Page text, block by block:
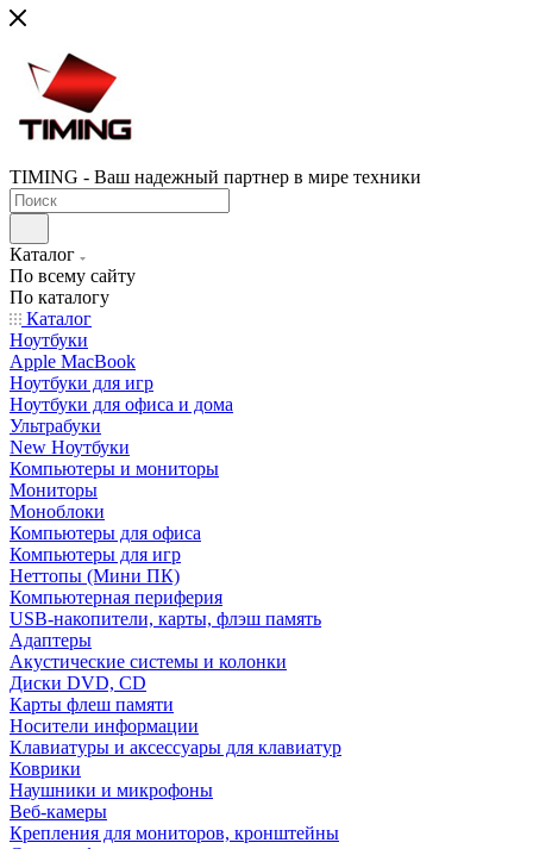
TIMING - Ваш надежный партнер в мире техники
Каталог
По всему сайту
По каталогу
Каталог
Ноутбуки
Apple MacBook
Ноутбуки для игр
Ноутбуки для офиса и дома
Ультрабуки
New Ноутбуки
Компьютеры и мониторы
Мониторы
Моноблоки
Компьютеры для офиса
Компьютеры для игр
Неттопы (Мини ПК)
Компьютерная периферия
USB-накопители, карты, флэш память
Адаптеры
Акустические системы и колонки
Диски DVD, CD
Карты флеш памяти
Носители информации
Клавиатуры и аксессуары для клавиатур
Коврики
Наушники и микрофоны
Веб-камеры
Крепления для мониторов, кронштейны